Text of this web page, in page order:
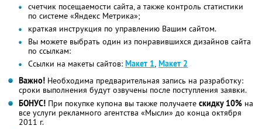
счетчик посещаемости сайта, а также контроль статистики
по системе «Яндекс Метрика»;
краткая инструкция по управлению Вашим сайтом.
Вы можете выбрать один из понравившихся дизайнов сайта
по ссылкам:
Cсылки на макеты сайтов: Макет 1, Макет 2
Важно! Необходима предварительная запись на разработку:
сроки выполнения будут озвучены после поступления заявки.
БОНУС! При покупке купона вы также получаете скидку 10% на
все услуги рекламного агентства «Мысли» до конца октября
2011 г.